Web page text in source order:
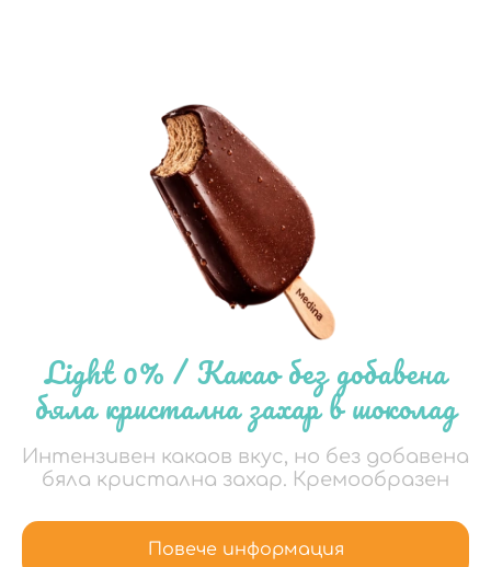
Light 0% / Какао без добавена
бяла кристална захар в шоколад
Интензивен какаов вкус, но без добавена
бяла кристална захар. Кремообразен
Повече информация